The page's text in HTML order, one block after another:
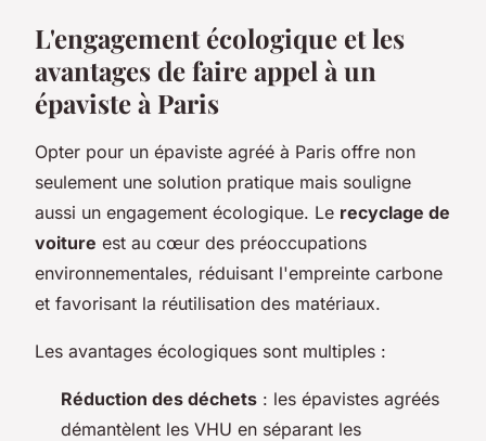
L'engagement écologique et les
avantages de faire appel à un
épaviste à Paris
Opter pour un épaviste agréé à Paris offre non
seulement une solution pratique mais souligne
aussi un engagement écologique. Le recyclage de
voiture est au cœur des préoccupations
environnementales, réduisant l'empreinte carbone
et favorisant la réutilisation des matériaux.
Les avantages écologiques sont multiples :
Réduction des déchets : les épavistes agréés
démantèlent les VHU en séparant les